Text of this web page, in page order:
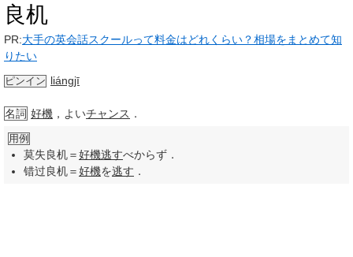
良机
PR:大手の英会話スクールって料金はどれくらい？相場をまとめて知
りたい
ピンイン liángjī
名詞 好機 ，よいチャンス ．
用例
莫失良机＝好機逃すべからず．
错过良机＝好機を逃す ．